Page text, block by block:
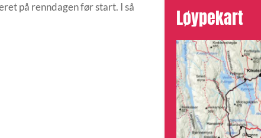
på renndagen før start. I så
Løypekart